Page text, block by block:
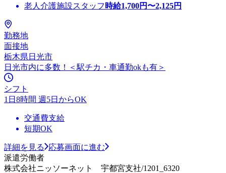
老人介護施設スタッフ 時給1,700円〜2,125円
勤務地
面接地
栃木県日光市
日光市内に多数！＜駅チカ・車通勤okも有＞
シフト
1日8時間 週5日からOK
交通費支給
短期OK
詳細を見る
応募画面に進む
派遣労働者
株式会社ニッソーネット 宇都宮支社/1201_6320